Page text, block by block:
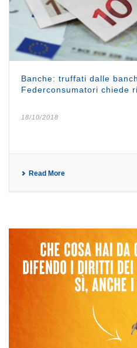
Banche: truffati dalle
Federconsumatori chiede
18/10/2018
Read More